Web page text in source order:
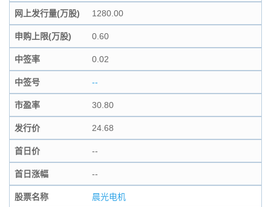
网上发行量(万股) 1280.00
申购上限(万股) 0.60
中签率 0.02
中签号 --
市盈率 30.80
发行价 24.68
首日价 --
首日涨幅 --
股票名称 晨光电机